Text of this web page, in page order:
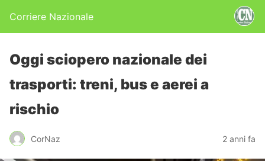
Corriere Nazionale
Oggi sciopero nazionale dei
trasporti: treni, bus e aerei a
rischio
CorNaz 2 anni fa